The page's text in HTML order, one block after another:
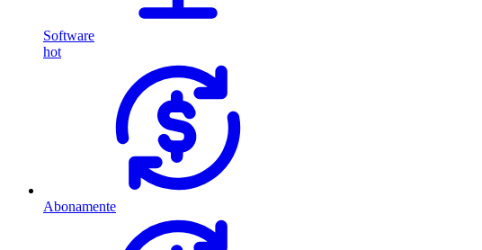
Software
hot
Abonamente